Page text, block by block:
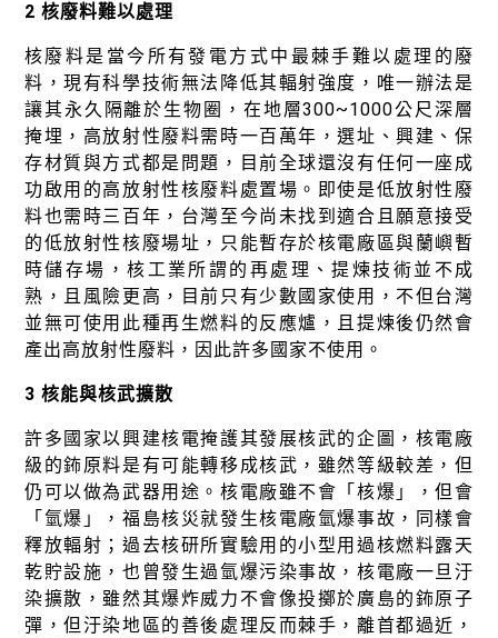
2 核廢料難以處理
核廢料是當今所有發電方式中最棘手難以處理的廢
料，現有科學技術無法降低其輻射強度，唯一辦法是
讓其永久隔離於生物圈，在地層300~1000公尺深層
掩埋，高放射性廢料需時一百萬年，選址、興建、保
存材質與方式都是問題，目前全球還沒有任何一座成
功啟用的高放射性核廢料處置場。即使是低放射性廢
料也需時三百年，台灣至今尚未找到適合且願意接受
的低放射性核廢場址，只能暫存於核電廠區與蘭嶼暫
時儲存場，核工業所謂的再處理、提煉技術並不成
熟，且風險更高，目前只有少數國家使用，不但台灣
並無可使用此種再生燃料的反應爐，且提煉後仍然會
產出高放射性廢料，因此許多國家不使用。
3 核能與核武擴散
許多國家以興建核電掩護其發展核武的企圖，核電廠
級的鈽原料是有可能轉移成核武，雖然等級較差，但
仍可以做為武器用途。核電廠雖不會「核爆」，但會
「氫爆」，福島核災就發生核電廠氫爆事故，同樣會
釋放輻射；過去核研所實驗用的小型用過核燃料露天
乾貯設施，也曾發生過氫爆污染事故，核電廠一旦汙
染擴散，雖然其爆炸威力不會像投擲於廣島的鈽原子
彈，但汙染地區的善後處理反而棘手，離首都過近，